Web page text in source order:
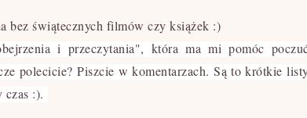
bez świątecznych filmów czy książek :)
i przeczytania", która ma mi pomóc
polecicie? Piszcie w komentarzach. Są to krótkie
:).